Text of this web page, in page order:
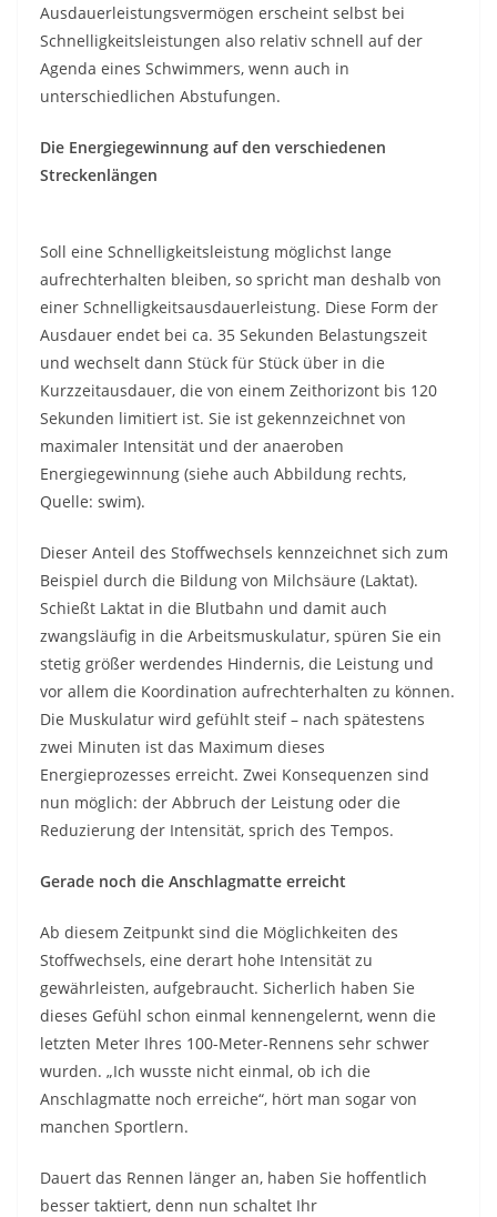
Ausdauerleistungsvermögen erscheint selbst bei
Schnelligkeitsleistungen also relativ schnell auf der
Agenda eines Schwimmers, wenn auch in
unterschiedlichen Abstufungen.
Die Energiegewinnung auf den verschiedenen
Streckenlängen
Soll eine Schnelligkeitsleistung möglichst lange
aufrechterhalten bleiben, so spricht man deshalb von
einer Schnelligkeitsausdauerleistung. Diese Form der
Ausdauer endet bei ca. 35 Sekunden Belastungszeit
und wechselt dann Stück für Stück über in die
Kurzzeitausdauer, die von einem Zeithorizont bis 120
Sekunden limitiert ist. Sie ist gekennzeichnet von
maximaler Intensität und der anaeroben
Energiegewinnung (siehe auch Abbildung rechts,
Quelle: swim).
Dieser Anteil des Stoffwechsels kennzeichnet sich zum
Beispiel durch die Bildung von Milchsäure (Laktat).
Schießt Laktat in die Blutbahn und damit auch
zwangsläufig in die Arbeitsmuskulatur, spüren Sie ein
stetig größer werdendes Hindernis, die Leistung und
vor allem die Koordination aufrechterhalten zu können.
Die Muskulatur wird gefühlt steif – nach spätestens
zwei Minuten ist das Maximum dieses
Energieprozesses erreicht. Zwei Konsequenzen sind
nun möglich: der Abbruch der Leistung oder die
Reduzierung der Intensität, sprich des Tempos.
Gerade noch die Anschlagmatte erreicht
Ab diesem Zeitpunkt sind die Möglichkeiten des
Stoffwechsels, eine derart hohe Intensität zu
gewährleisten, aufgebraucht. Sicherlich haben Sie
dieses Gefühl schon einmal kennengelernt, wenn die
letzten Meter Ihres 100-Meter-Rennens sehr schwer
wurden. „Ich wusste nicht einmal, ob ich die
Anschlagmatte noch erreiche“, hört man sogar von
manchen Sportlern.
Dauert das Rennen länger an, haben Sie hoffentlich
besser taktiert, denn nun schaltet Ihr